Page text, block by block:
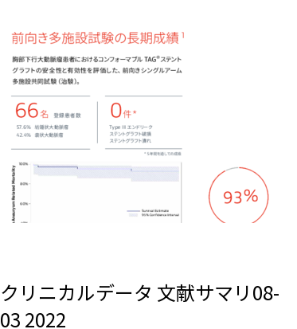
クリニカルデータ 文献サマリ08-
03 2022